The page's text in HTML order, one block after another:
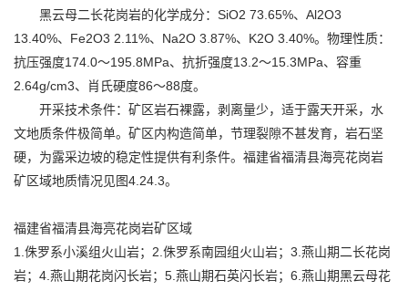
黑云母二长花岗岩的化学成分：SiO2 73.65%、Al2O3
13.40%、Fe2O3 2.11%、Na2O 3.87%、K2O 3.40%。物理性质：
抗压强度174.0～195.8MPa、抗折强度13.2～15.3MPa、容重
2.64g/cm3、肖氏硬度86～88度。
开采技术条件：矿区岩石裸露，剥离量少，适于露天开采，水
文地质条件极简单。矿区内构造简单，节理裂隙不甚发育，岩石坚
硬，为露采边坡的稳定性提供有利条件。福建省福清县海亮花岗岩
矿区域地质情况见图4.24.3。
福建省福清县海亮花岗岩矿区域
1.侏罗系小溪组火山岩；2.侏罗系南园组火山岩；3.燕山期二长花岗
岩；4.燕山期花岗闪长岩；5.燕山期石英闪长岩；6.燕山期黑云母花